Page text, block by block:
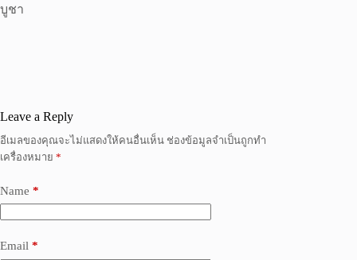
บูชา
Leave a Reply
อีเมลของคุณจะไม่แสดงให้คนอื่นเห็น ช่องข้อมูลจำเป็นถูกทำ
เครื่องหมาย *
Name *
Email *